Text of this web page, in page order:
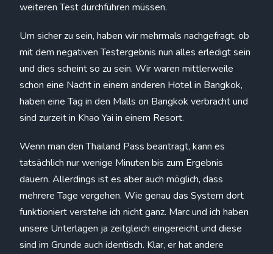
weiteren Test durchführen müssen.
Um sicher zu sein, haben wir mehrmals nachgefragt, ob
mit dem negativen Testergebnis nun alles erledigt sein
und dies scheint so zu sein. Wir waren mittlerweile
schon eine Nacht in einem anderen Hotel in Bangkok,
haben eine Tag in den Malls on Bangkok verbracht und
sind zurzeit in Khao Yai in einem Resort.
Wenn man den Thailand Pass beantragt, kann es
tatsächlich nur wenige Minuten bis zum Ergebnis
dauern. Allerdings ist es aber auch möglich, dass
mehrere Tage vergehen. Wie genau das System dort
funktioniert verstehe ich nicht ganz. Marc und ich haben
unsere Unterlagen ja zeitgleich eingereicht und diese
sind im Grunde auch identisch. Klar, er hat andere